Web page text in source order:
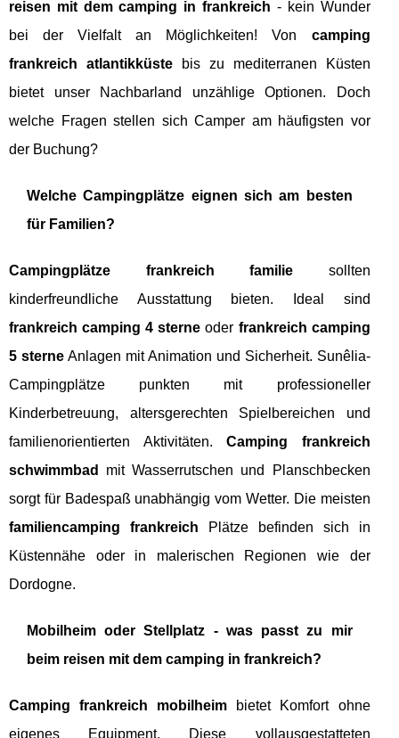
reisen mit dem camping in frankreich - kein Wunder
bei der Vielfalt an Möglichkeiten! Von camping
frankreich atlantikküstebis zu mediterranen Küsten
bietet unser Nachbarland unzählige Optionen. Doch
welche Fragen stellen sich Camper am häufigsten vor
der Buchung?
Welche Campingplätze eignen sich am besten
für Familien?
Campingplätze frankreich familie sollten
kinderfreundliche Ausstattung bieten. Ideal sind
frankreich camping 4 sterne oder frankreich camping
5 sterneAnlagen mit Animation und Sicherheit. Sunêlia-
Campingplätze punkten mit professioneller
Kinderbetreuung, altersgerechten Spielbereichen und
familienorientierten Aktivitäten.Camping frankreich
schwimmbad
mit Wasserrutschen und Planschbecken
sorgt für Badespaß unabhängig vom Wetter. Die meisten
familiencamping frankreich Plätze befinden sich in
Küstennähe oder in malerischen Regionen wie der
Dordogne.
Mobilheim oder Stellplatz - was passt zu mir
beim reisen mit dem camping in frankreich?
Camping frankreich mobilheim bietet Komfort ohne
eigenes Equipment. Diese vollausgestatteten